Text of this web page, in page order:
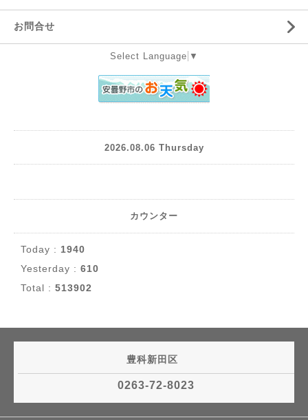
お問合せ
Select Language ▼
2026.08.06 Thursday
カウンター
Today : 1940
Yesterday : 610
Total : 513902
豊科新田区
0263-72-8023